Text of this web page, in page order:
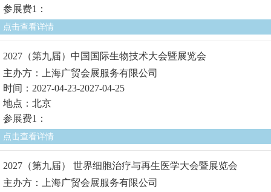
参展费1：
点击查看详情
2027（第九届）中国国际生物技术大会暨展览会
主办方：上海广贸会展服务有限公司
时间：2027-04-23-2027-04-25
地点：北京
参展费1：
点击查看详情
2027（第九届） 世界细胞治疗与再生医学大会暨展览会
主办方：上海广贸会展服务有限公司